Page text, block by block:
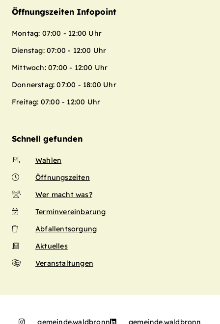
Öffnungszeiten Infopoint
Montag: 07:00 - 12:00 Uhr
Dienstag: 07:00 - 12:00 Uhr
Mittwoch: 07:00 - 12:00 Uhr
Donnerstag: 07:00 - 18:00 Uhr
Freitag: 07:00 - 12:00 Uhr
Schnell gefunden
Wahlen
Öffnungszeiten
Wer macht was?
Terminvereinbarung
Abfallentsorgung
Aktuelles
Veranstaltungen